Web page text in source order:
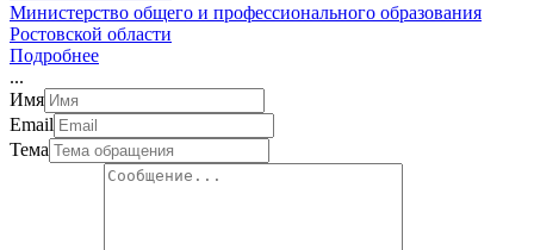
Министерство общего и профессионального образования
Ростовской области
Подробнее
...
Имя
Email
Тема